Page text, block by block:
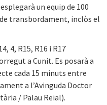
un equip de 100
transbordament, inclòs el
4, R15, R16 i R17
a Cunit. Es posarà a
cada 15 minuts entre
a l’Avinguda Doctor
/ Palau Reial).